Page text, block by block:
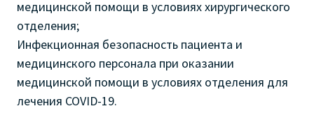
медицинской помощи в условиях хирургического
отделения;
Инфекционная безопасность пациента и
медицинского персонала при оказании
медицинской помощи в условиях отделения для
лечения COVID-19.